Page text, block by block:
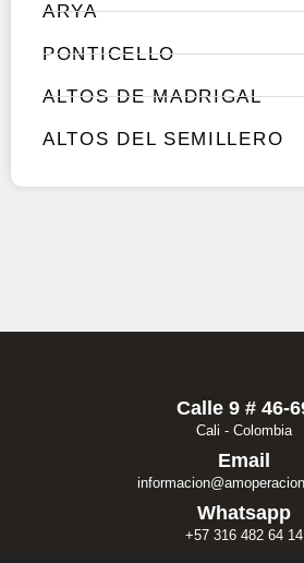
ARYA
PONTICELLO
ALTOS DE MADRIGAL
ALTOS DEL SEMILLERO
Calle 9 # 46-
Cali - Colombia
Email
Whatsapp
+57 316 482 64 14